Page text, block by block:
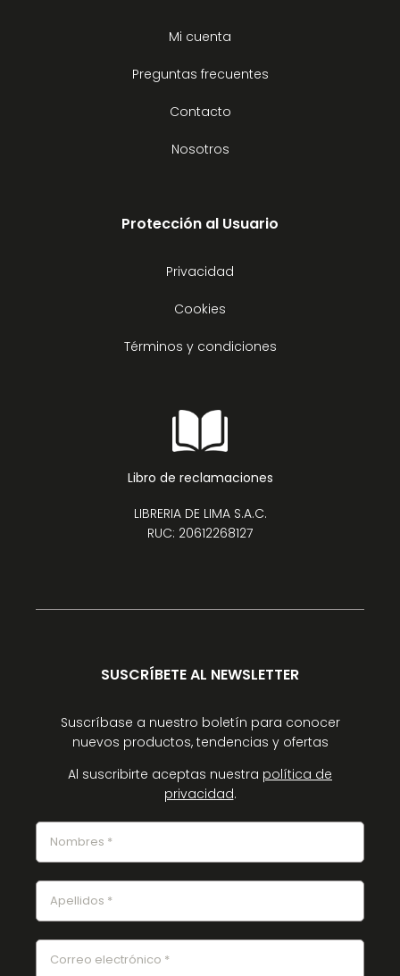
Mi cuenta
Preguntas frecuentes
Contacto
Nosotros
Protección al Usuario
Privacidad
Cookies
Términos y condiciones
Libro de reclamaciones
LIBRERIA DE LIMA S.A.C.
RUC: 20612268127
SUSCRÍBETE AL NEWSLETTER
Suscríbase a nuestro boletín para conocer
nuevos productos, tendencias y ofertas
Al suscribirte aceptas nuestra política de
privacidad.